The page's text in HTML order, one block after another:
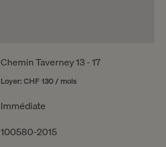
Chemin Taverney 13 - 17
Loyer: CHF 130 / mois
Immédiate
100580-2015